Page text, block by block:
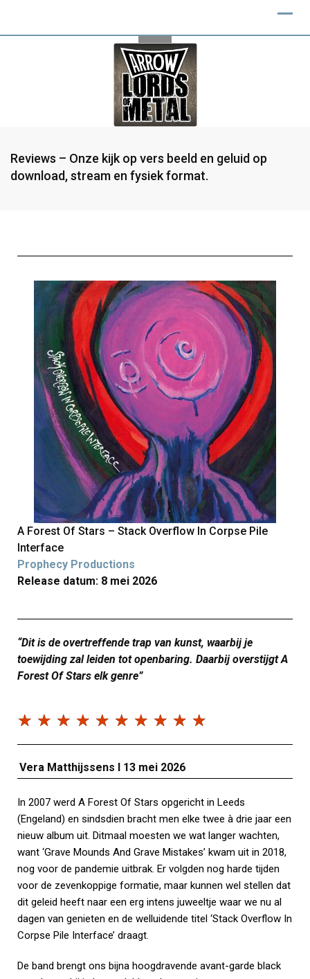
Reviews – Onze kijk op vers beeld en geluid op
download, stream en fysiek format.
A Forest Of Stars – Stack Overflow In Corpse Pile
Interface
Prophecy Productions
Release datum: 8 mei 2026
“Dit is de overtreffende trap van kunst, waarbij je
toewijding zal leiden tot openbaring. Daarbij overstijgt A
Forest Of Stars elk genre”
☆ ☆ ☆ ☆ ☆ ☆ ☆ ☆ ☆ ☆
Vera Matthijssens I 13 mei 2026
In 2007 werd A Forest Of Stars opgericht in Leeds
(Engeland) en sindsdien bracht men elke twee à drie jaar een
nieuw album uit. Ditmaal moesten we wat langer wachten,
want ‘Grave Mounds And Grave Mistakes’ kwam uit in 2018,
nog voor de pandemie uitbrak. Er volgden nog harde tijden
voor de zevenkoppige formatie, maar kunnen wel stellen dat
dit geleid heeft naar een erg intens juweeltje waar we nu al
dagen van genieten en de welluidende titel ‘Stack Overflow In
Corpse Pile Interface’ draagt.
De band brengt ons bijna hoogdravende avant-garde black